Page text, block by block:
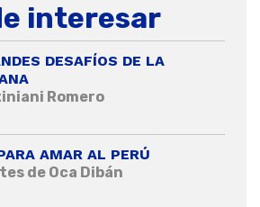
interesar
DESAFÍOS DE LA
Romero
AMAR AL PERÚ
de Oca Dibán